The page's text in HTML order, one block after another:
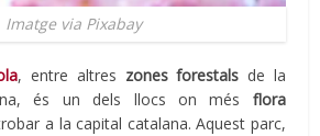
Imatge via Pixabay
, entre altres zones forestals de la
​​és un dels llocs on més flora
a la capital catalana. Aquest parc,